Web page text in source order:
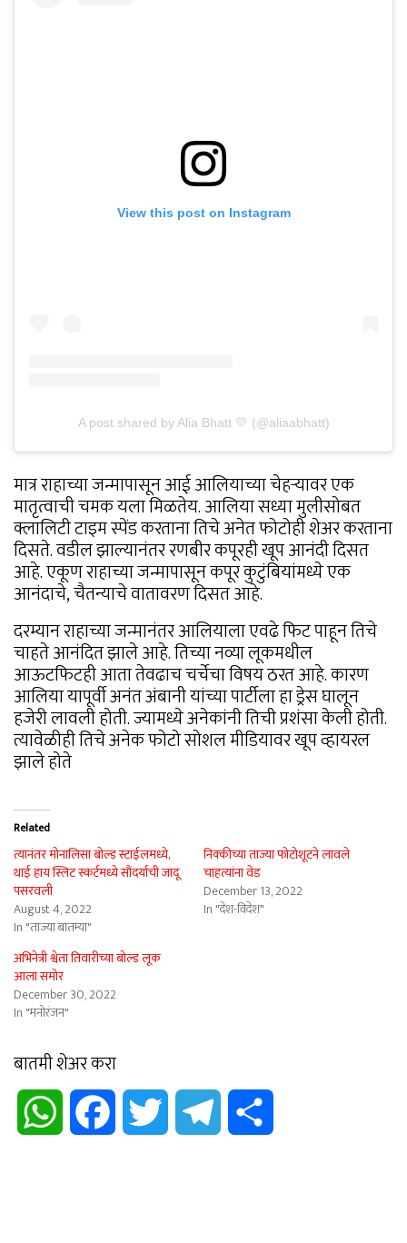
View this post on Instagram
A post shared by Alia Bhatt 💛 (@aliaabhatt)
मात्र राहाच्या जन्मापासून आई आलियाच्या चेहऱ्यावर एक
मातृत्वाची चमक यला मिळतेय. आलिया सध्या मुलीसोबत
क्लालिटी टाइम स्पेंड करताना तिचे अनेत फोटोही शेअर करताना
दिसते. वडील झाल्यानंतर रणबीर कपूरही खूप आनंदी दिसत
आहे. एकूण राहाच्या जन्मापासून कपूर कुटुंबियांमध्ये एक
आनंदाचे, चैतन्याचे वातावरण दिसत आहे.
दरम्यान राहाच्या जन्मानंतर आलियाला एवढे फिट पाहून तिचे
चाहते आनंदित झाले आहे. तिच्या नव्या लूकमधील
आऊटफिटही आता तेवढाच चर्चेचा विषय ठरत आहे. कारण
आलिया यापूर्वी अनंत अंबानी यांच्या पार्टीला हा ड्रेस घालून
हजेरी लावली होती. ज्यामध्ये अनेकांनी तिची प्रशंसा केली होती.
त्यावेळीही तिचे अनेक फोटो सोशल मीडियावर खूप व्हायरल
झाले होते
Related
त्यानंतर मोनालिसा बोल्ड स्टाईलमध्ये,
थाई हाय स्लिट स्कर्टमध्ये सौंदर्याची जादू
पसरवली
August 4, 2022
In "ताज्या बातम्या"
निक्कीच्या ताज्या फोटोशूटने लावले
चाहत्यांना वेड
December 13, 2022
In "देश-विदेश"
अभिनेत्री श्वेता तिवारीच्या बोल्ड लूक
आला समोर
December 30, 2022
In "मनोरंजन"
बातमी शेअर करा
WhatsApp Facebook Twitter Telegram